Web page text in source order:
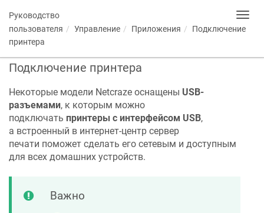
Руководство
пользователя
Управление Приложения
Подключение
принтера
Подключение принтера
Некоторые модели Netcraze оснащены USB-
разъемами, к которым можно
подключать принтеры с интерфейсом USB,
а встроенный в интернет-центр сервер
печати поможет сделать его сетевым и доступным
для всех домашних устройств.
Важно